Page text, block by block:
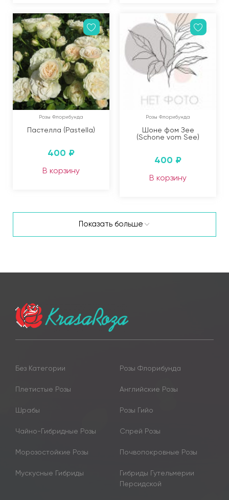
Розы Флорибунда
Пастелла (Pastella)
400 ₽
В корзину
Розы Флорибунда
Шоне фом Зее
(Schone vom See)
400 ₽
В корзину
Показать больше
Без Категории Розы Флорибунда
Плетистые Розы Английские Розы
Шрабы Розы Гийо
Чайно-Гибридные Розы Спрей Розы
Морозостойкие Розы Почвопокровные Розы
Мускусные Гибриды
Гибриды Гутельмерии
Персидской